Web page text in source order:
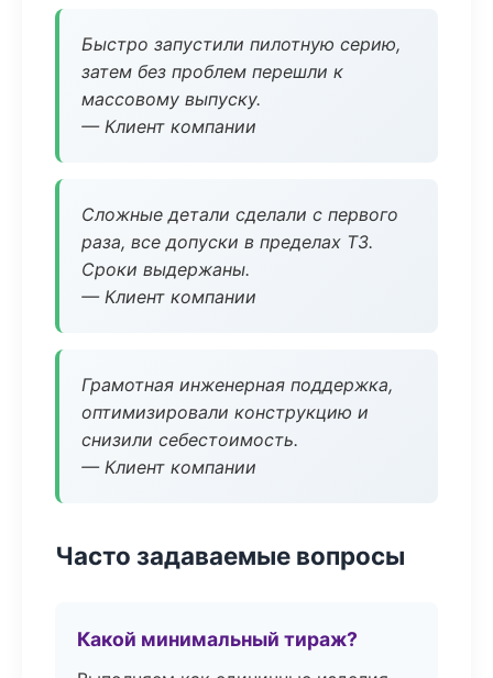
Быстро запустили пилотную серию,
затем без проблем перешли к
массовому выпуску.
— Клиент компании
Сложные детали сделали с первого
раза, все допуски в пределах ТЗ.
Сроки выдержаны.
— Клиент компании
Грамотная инженерная поддержка,
оптимизировали конструкцию и
снизили себестоимость.
— Клиент компании
Часто задаваемые вопросы
Какой минимальный тираж?